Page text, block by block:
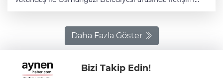
önerilerini değerlendirmek için 7 gün 24 saat
Osmangazililere hizmet veren Çağrı Merkezi’nde
personel ile bir araya geldi. Basın Yayın ve Halkla
yoğun bir şekilde çalışmalarını sürdüren personele
destek olan Başkan Erkan Aydın, ekranın başına
Daha Fazla Göster
Bizi Takip Edin!